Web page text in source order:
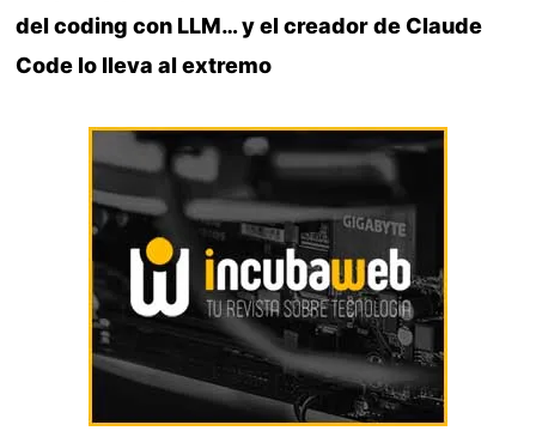
del coding con LLM… y el creador de Claude
Code lo lleva al extremo